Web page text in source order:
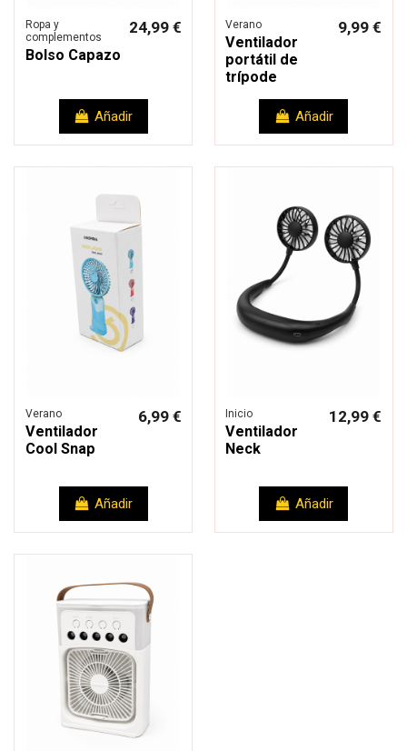
Ropa y
complementos
Bolso Capazo
24,99 €
Añadir
Verano
Ventilador
portátil de
trípode
9,99 €
Añadir
Verano
Ventilador
Cool Snap
6,99 €
Añadir
Inicio
Ventilador
Neck
12,99 €
Añadir